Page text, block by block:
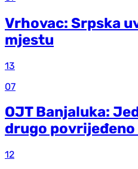
Vrhovac: Srpska
mjestu
13
07
OJT Banjaluka:
drugo
12